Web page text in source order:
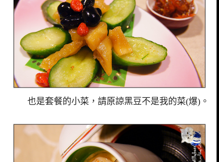
也是套餐的小菜，請原諒黑豆不是我的菜(爆)。